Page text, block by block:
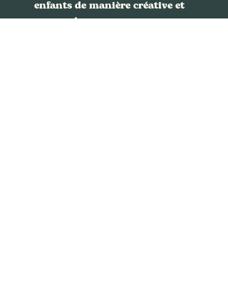
enfants de manière créative et
amusante.